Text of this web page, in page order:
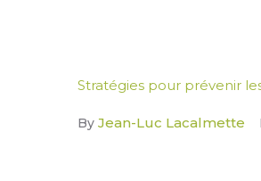
Stratégies pour prévenir
By Jean-Luc Lacalmette